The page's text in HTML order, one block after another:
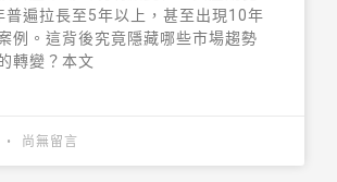
普遍拉長至5年以上，甚至出現10年
例。這背後究竟隱藏哪些市場趨勢
轉變？本文
尚無留言